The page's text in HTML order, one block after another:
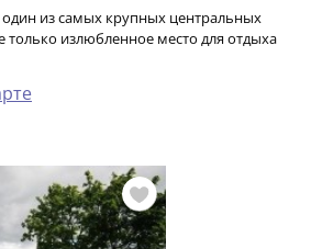
из самых крупных центральных
только излюбленное место для отдыха